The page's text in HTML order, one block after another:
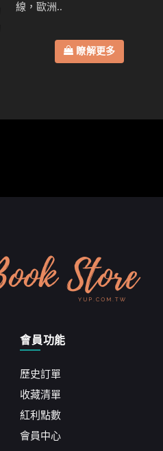
線，歐洲..
瞭解更多
會員功能
歷史訂單
收藏清單
紅利點數
會員中心